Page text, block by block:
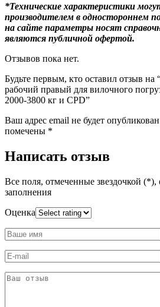
*Технические характеристики
производителем в одностороннем
на сайте параметры носят
являются публичной офертой.
Отзывов пока нет.
Будьте первым, кто оставил отзыв
рабочий правый для вилочного
2000-3800 кг и CPD”
Ваш адрес email не будет
помечены *
Написать отзыв
Все поля, отмеченные звездочкой (*),
заполнения
Оценка